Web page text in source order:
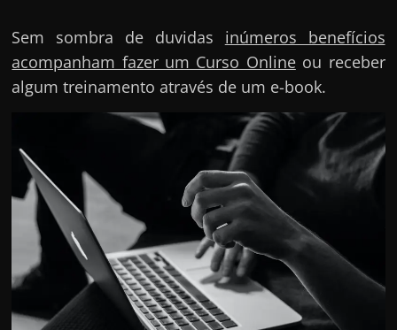
e
?
p
n
Sem sombra de duvidas inúmeros benefícios
acompanham fazer um Curso Onlineou receber
algum treinamento através de um e-book.